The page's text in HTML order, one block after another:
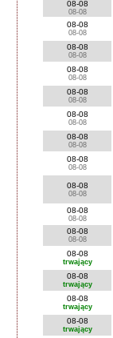
08-08
08-08
08-08
08-08
08-08
08-08
08-08
08-08
08-08
08-08
08-08
08-08
08-08
08-08
08-08
08-08
08-08
08-08
08-08
08-08
08-08
08-08
08-08
trwający
08-08
trwający
08-08
trwający
08-08
trwający